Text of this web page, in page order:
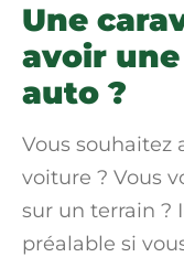
Une
avoir
auto ?
Vous souhaitez
voiture ? Vous
sur un terrain ?
préalable si